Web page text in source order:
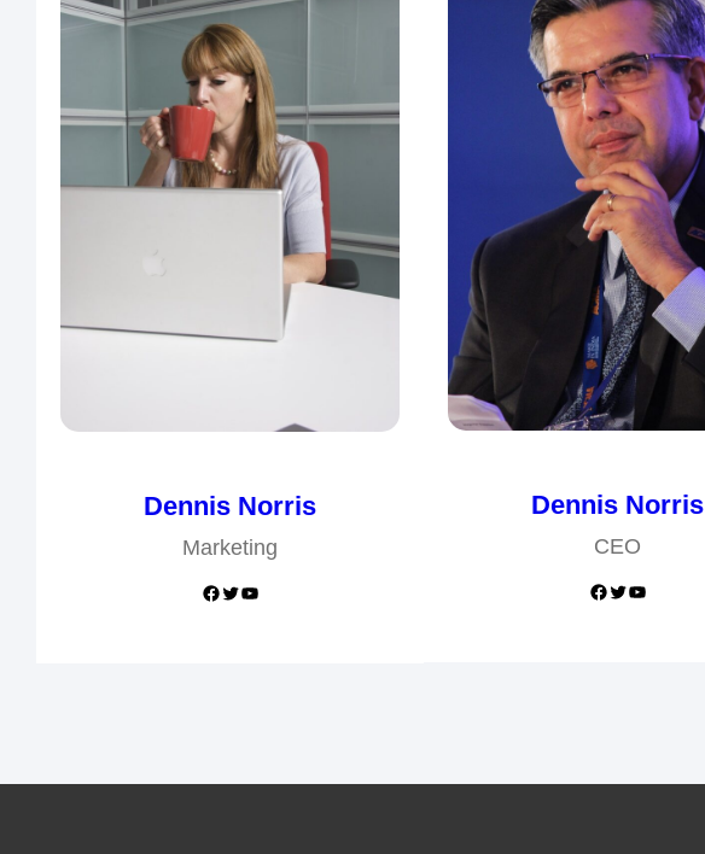
Dennis Norris
Marketing
Facebook Twitter YouTube
Dennis Norris
CEO
Facebook Twitter YouTube